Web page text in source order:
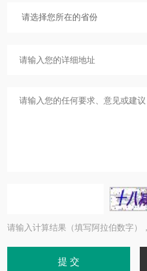
请输入计算结果（填写阿拉伯数字）